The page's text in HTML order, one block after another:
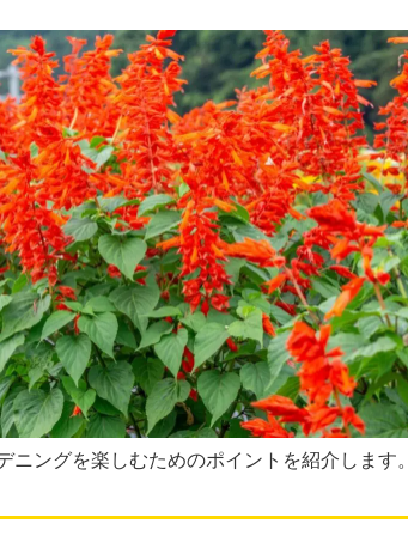
ニングを楽しむためのポイントを紹介します。